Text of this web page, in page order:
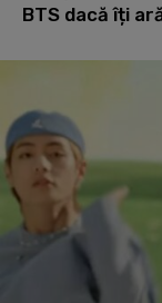
BTS dacă îți